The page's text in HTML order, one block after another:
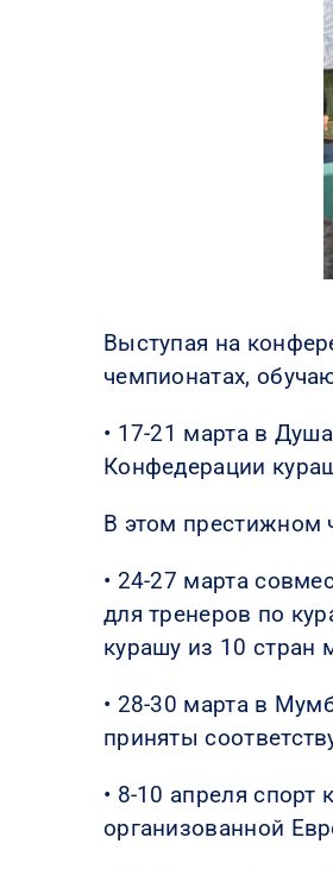
Выступая на
чемпионатах,
• 17-21 марта в
Конфедерации
В этом престижном
• 24-27 марта
для тренеров по
курашу из 10 стран
• 28-30 марта в
приняты
• 8-10 апреля
организованной